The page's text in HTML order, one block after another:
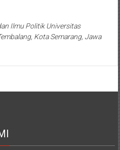
Ilmu Politik Universitas
Kota Semarang, Jawa